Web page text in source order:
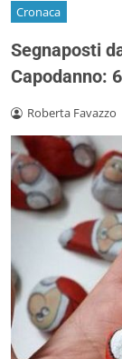
Cronaca
Segnaposti
Capodanno:
Roberta Favazzo